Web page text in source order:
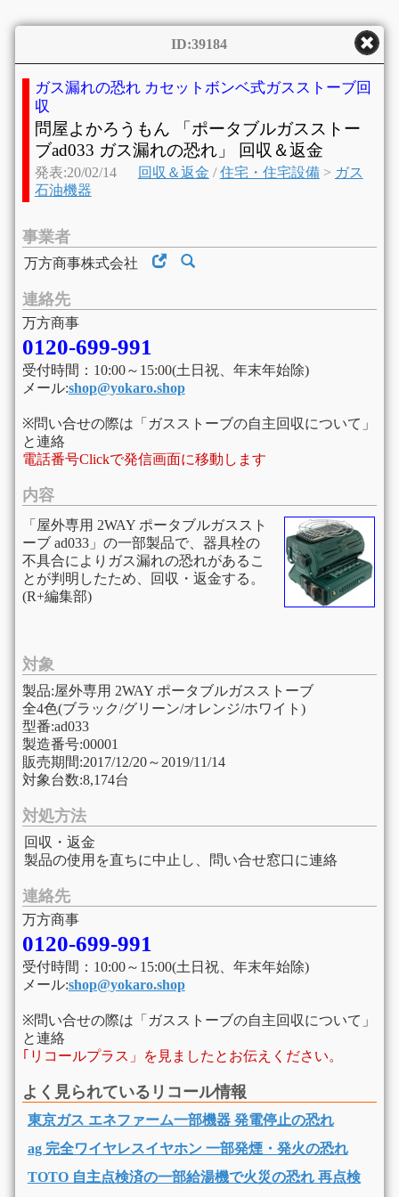
ID:39184
ガス漏れの恐れ カセットボンベ式ガスストーブ回
収
問屋よかろうもん 「ポータブルガスストー
ブad033 ガス漏れの恐れ」 回収＆返金
発表:20/02/14 回収＆返金 /住宅・住宅設備> ガス
石油機器
事業者
万方商事株式会社
連絡先
万方商事
0120-699-991
受付時間：10:00～15:00(土日祝、年末年始除)
メール:shop@yokaro.shop
※問い合せの際は「ガスストーブの自主回収について」
と連絡
電話番号Clickで発信画面に移動します
内容
「屋外専用 2WAY ポータブルガススト
ーブ ad033」の一部製品で、器具栓の
不具合によりガス漏れの恐れがあるこ
とが判明したため、回収・返金する。
(R+編集部)
対象
製品:屋外専用 2WAY ポータブルガスストーブ
全4色(ブラック/グリーン/オレンジ/ホワイト)
型番:ad033
製造番号:00001
販売期間:2017/12/20～2019/11/14
対象台数:8,174台
対処方法
回収・返金
製品の使用を直ちに中止し、問い合せ窓口に連絡
連絡先
万方商事
0120-699-991
受付時間：10:00～15:00(土日祝、年末年始除)
メール:shop@yokaro.shop
※問い合せの際は「ガスストーブの自主回収について」
と連絡
｢リコールプラス」を見ましたとお伝えください。
よく見られているリコール情報
東京ガス エネファーム一部機器 発電停止の恐れ
ag 完全ワイヤレスイヤホン 一部発煙・発火の恐れ
TOTO 自主点検済の一部給湯機で火災の恐れ 再点検